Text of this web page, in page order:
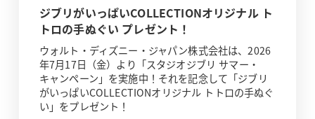
ジブリがいっぱいCOLLECTIONオリジナル ト
トロの手ぬぐい プレゼント！
ウォルト・ディズニー・ジャパン株式会社は、2026
年7月17日（金）より「スタジオジブリ サマー・
キャンペーン」を実施中！それを記念して「ジブリ
がいっぱいCOLLECTIONオリジナル トトロの手ぬぐ
い」をプレゼント！